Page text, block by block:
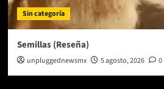
Sin categoría
Semillas (Reseña)
unpluggednewsmx 5 agosto, 2026 0